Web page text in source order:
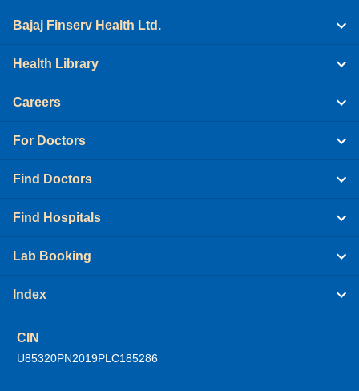
Bajaj Finserv Health Ltd.
Health Library
Careers
For Doctors
Find Doctors
Find Hospitals
Lab Booking
Index
CIN
U85320PN2019PLC185286